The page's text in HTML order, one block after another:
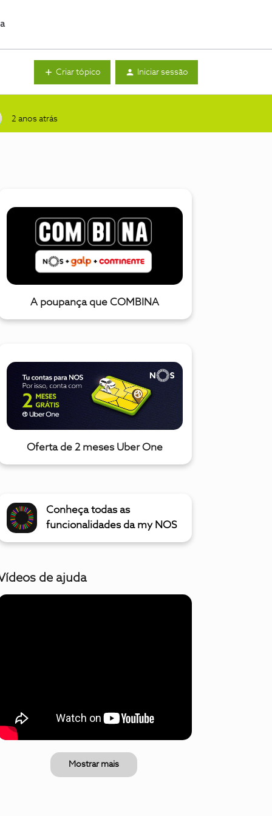
Criar tópico Iniciar sessão
2 anos atrás
A poupança que COMBINA
Oferta de 2 meses Uber One
Conheça todas as
funcionalidades da my NOS
de ajuda
Mostrar mais